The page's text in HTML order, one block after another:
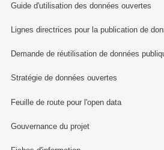
Guide d'utilisation des données ouvertes
Lignes directrices pour la publication de
Demande de réutilisation de données
Stratégie de données ouvertes
Feuille de route pour l'open data
Gouvernance du projet